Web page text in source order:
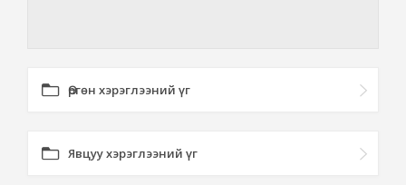
Өргөн хэрэглээний үг
Явцуу хэрэглээний үг